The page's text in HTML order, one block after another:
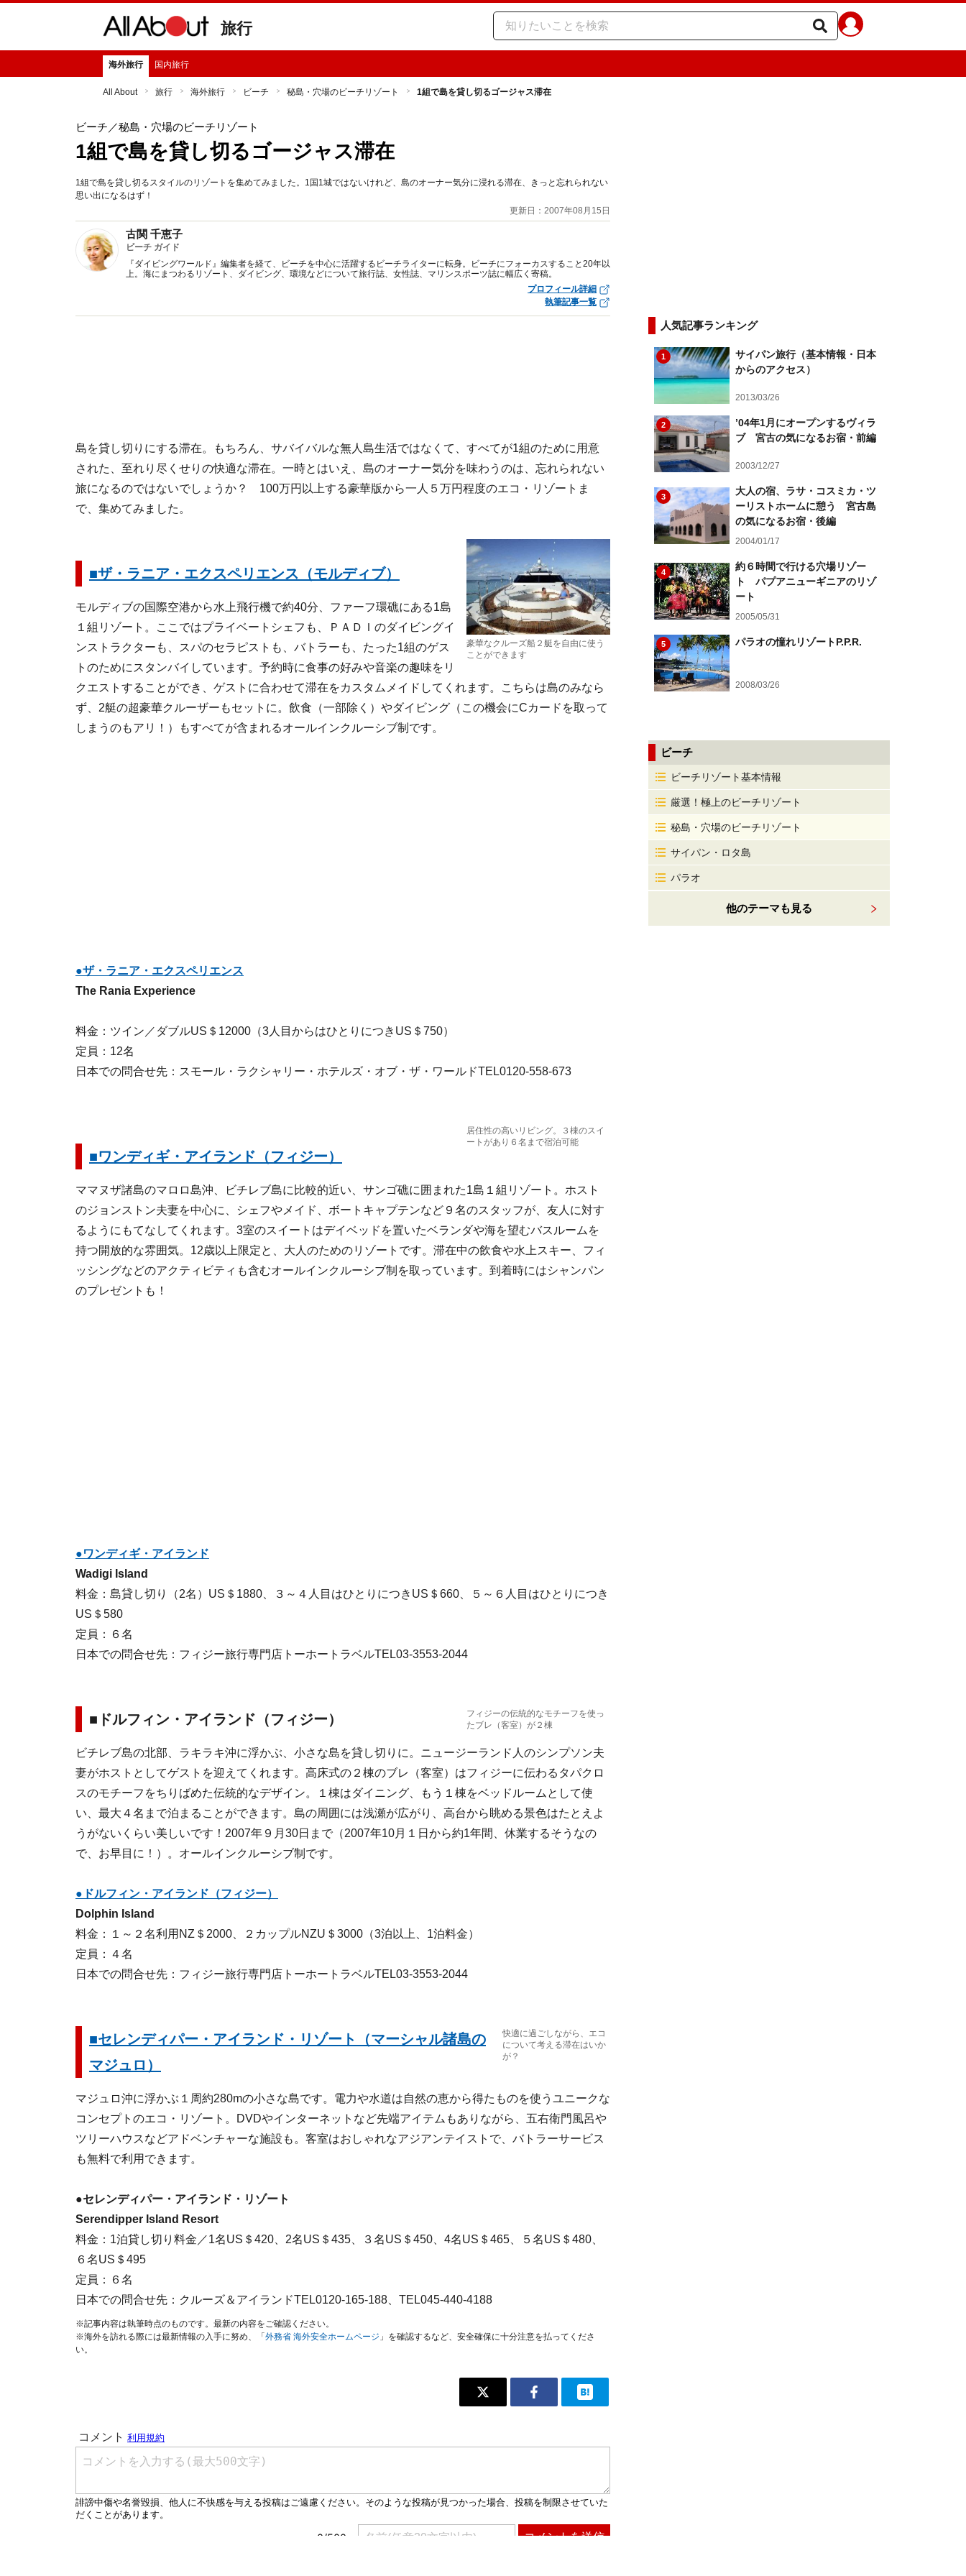
旅行
海外旅行 国内旅行
All About 旅行 海外旅行 ビーチ 秘島・穴場のビーチリゾート 1組で島を貸し切るゴージャス滞在
ビーチ ／秘島・穴場のビーチリゾート
1組で島を貸し切るゴージャス滞在
1組で島を貸し切るスタイルのリゾートを集めてみました。1国1城ではないけれど、島のオーナー気分に浸れる滞在、きっと忘れられない
思い出になるはず！
更新日：2007年08月15日
古関 千恵子
ビーチ ガイド
『ダイビングワールド』編集者を経て、ビーチを中心に活躍するビーチライターに転身。ビーチにフォーカスすること20年以
上。海にまつわるリゾート、ダイビング、環境などについて旅行誌、女性誌、マリンスポーツ誌に幅広く寄稿。
プロフィール詳細
執筆記事一覧
島を貸し切りにする滞在。もちろん、サバイバルな無人島生活ではなくて、すべてが1組のために用意
された、至れり尽くせりの快適な滞在。一時とはいえ、島のオーナー気分を味わうのは、忘れられない
旅になるのではないでしょうか？ 100万円以上する豪華版から一人５万円程度のエコ・リゾートま
で、集めてみました。
豪華なクルーズ船２艇を自由に使う
ことができます
■ザ・ラニア・エクスペリエンス（モルディブ）
モルディブの国際空港から水上飛行機で約40分、ファーフ環礁にある1島
１組リゾート。ここではプライベートシェフも、ＰＡＤＩのダイビングイ
ンストラクターも、スパのセラピストも、バトラーも、たった1組のゲス
トのためにスタンバイしています。予約時に食事の好みや音楽の趣味をリ
クエストすることができ、ゲストに合わせて滞在をカスタムメイドしてくれます。こちらは島のみなら
ず、2艇の超豪華クルーザーもセットに。飲食（一部除く）やダイビング（この機会にCカードを取って
しまうのもアリ！）もすべてが含まれるオールインクルーシブ制です。
●ザ・ラニア・エクスペリエンス
The Rania Experience
料金：ツイン／ダブルUS＄12000（3人目からはひとりにつきUS＄750）
定員：12名
日本での問合せ先：スモール・ラクシャリー・ホテルズ・オブ・ザ・ワールドTEL0120-558-673
居住性の高いリビング。３棟のスイ
ートがあり６名まで宿泊可能
■ワンディギ・アイランド（フィジー）
ママヌザ諸島のマロロ島沖、ビチレブ島に比較的近い、サンゴ礁に囲まれた1島１組リゾート。ホスト
のジョンストン夫妻を中心に、シェフやメイド、ボートキャプテンなど９名のスタッフが、友人に対す
るようにもてなしてくれます。3室のスイートはデイベッドを置いたベランダや海を望むバスルームを
持つ開放的な雰囲気。12歳以上限定と、大人のためのリゾートです。滞在中の飲食や水上スキー、フィ
ッシングなどのアクティビティも含むオールインクルーシブ制を取っています。到着時にはシャンパン
のプレゼントも！
●ワンディギ・アイランド
Wadigi Island
料金：島貸し切り（2名）US＄1880、３～４人目はひとりにつきUS＄660、５～６人目はひとりにつき
US＄580
定員：６名
日本での問合せ先：フィジー旅行専門店トーホートラベルTEL03-3553-2044
フィジーの伝統的なモチーフを使っ
たブレ（客室）が２棟
■ドルフィン・アイランド（フィジー）
ビチレブ島の北部、ラキラキ沖に浮かぶ、小さな島を貸し切りに。ニュージーランド人のシンプソン夫
妻がホストとしてゲストを迎えてくれます。高床式の２棟のブレ（客室）はフィジーに伝わるタパクロ
スのモチーフをちりばめた伝統的なデザイン。１棟はダイニング、もう１棟をベッドルームとして使
い、最大４名まで泊まることができます。島の周囲には浅瀬が広がり、高台から眺める景色はたとえよ
うがないくらい美しいです！2007年９月30日まで（2007年10月１日から約1年間、休業するそうなの
で、お早目に！）。オールインクルーシブ制です。
●ドルフィン・アイランド（フィジー）
Dolphin Island
料金：１～２名利用NZ＄2000、２カップルNZU＄3000（3泊以上、1泊料金）
定員：４名
日本での問合せ先：フィジー旅行専門店トーホートラベルTEL03-3553-2044
快適に過ごしながら、エコ
について考える滞在はいか
が？
■セレンディパー・アイランド・リゾート（マーシャル諸島の
マジュロ）
マジュロ沖に浮かぶ１周約280mの小さな島です。電力や水道は自然の恵から得たものを使うユニークな
コンセプトのエコ・リゾート。DVDやインターネットなど先端アイテムもありながら、五右衛門風呂や
ツリーハウスなどアドベンチャーな施設も。客室はおしゃれなアジアンテイストで、バトラーサービス
も無料で利用できます。
●セレンディパー・アイランド・リゾート
Serendipper Island Resort
料金：1泊貸し切り料金／1名US＄420、2名US＄435、３名US＄450、4名US＄465、５名US＄480、
６名US＄495
定員：６名
日本での問合せ先：クルーズ＆アイランドTEL0120-165-188、TEL045-440-4188
※記事内容は執筆時点のものです。最新の内容をご確認ください。
※海外を訪れる際には最新情報の入手に努め、「 外務省 海外安全ホームページ 」を確認するなど、安全確保に十分注意を払ってくださ
い。
人気記事ランキング
1
サイパン旅行（基本情報・日本
からのアクセス）
2013/03/26
2
’04年1月にオープンするヴィラ
ブ 宮古の気になるお宿・前編
2003/12/27
3
大人の宿、ラサ・コスミカ・ツ
ーリストホームに憩う 宮古島
の気になるお宿・後編
2004/01/17
4
約６時間で行ける穴場リゾー
ト パプアニューギニアのリゾ
ート
2005/05/31
5 パラオの憧れリゾートP.P.R.
2008/03/26
ビーチ
ビーチリゾート基本情報
厳選！極上のビーチリゾート
秘島・穴場のビーチリゾート
サイパン・ロタ島
パラオ
他のテーマも見る